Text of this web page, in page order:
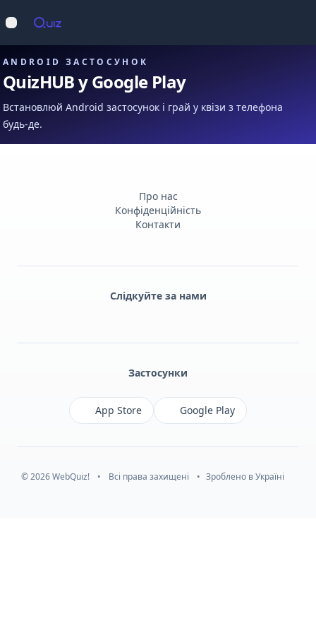
Відкрити меню
ANDROID ЗАСТОСУНОК
QuizHUB у Google Play
Встановлюй Android застосунок і грай у квізи з телефона
будь-де.
Про нас
Конфіденційність
Контакти
Слідкуйте за нами
Застосунки
App Store Google Play
© 2026 WebQuiz! • Всі права захищені • Зроблено в Україні